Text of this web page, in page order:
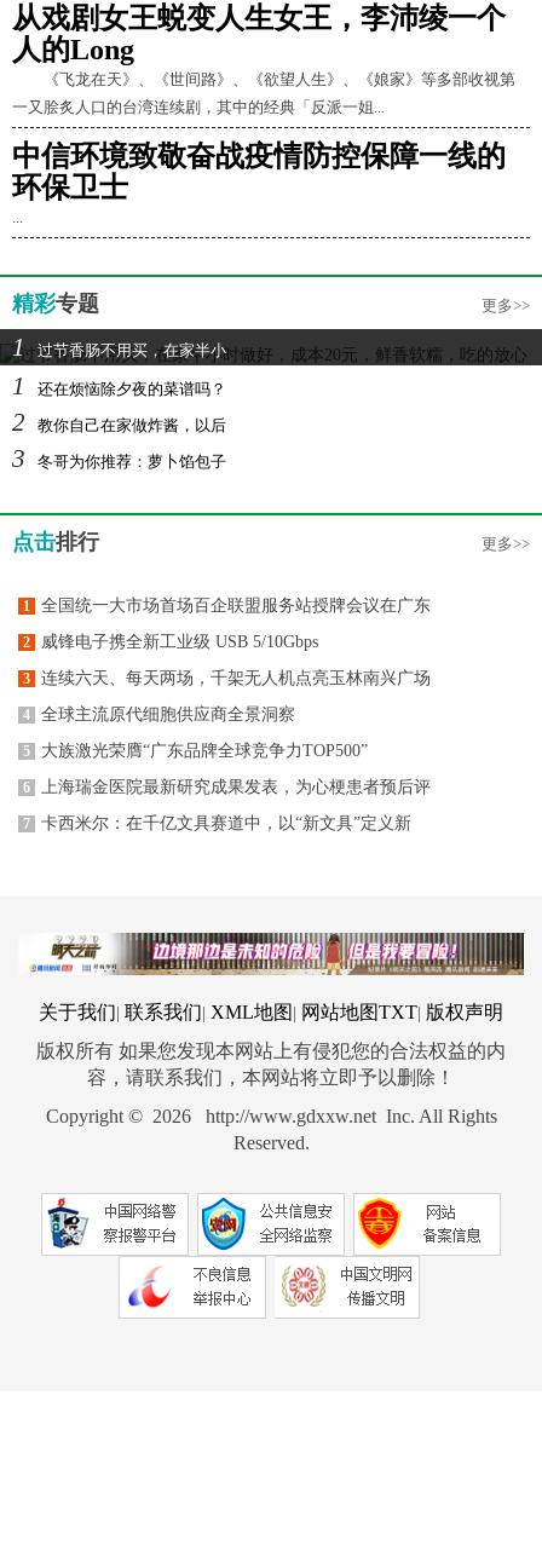
从戏剧女王蜕变人生女王，李沛绫一个
人的Long
《飞龙在天》、《世间路》、《欲望人生》、《娘家》等多部收视第
一又脍炙人口的台湾连续剧，其中的经典「反派一姐...
中信环境致敬奋战疫情防控保障一线的
环保卫士
精彩专题 更多>>
1 过节香肠不用买，在家半小
1 还在烦恼除夕夜的菜谱吗？
2 教你自己在家做炸酱，以后
3 冬哥为你推荐：萝卜馅包子
点击排行 更多>>
1 全国统一大市场首场百企联盟服务站授牌会议在广东
2 威锋电子携全新工业级 USB 5/10Gbps
3 连续六天、每天两场，千架无人机点亮玉林南兴广场
4 全球主流原代细胞供应商全景洞察
5 大族激光荣膺“广东品牌全球竞争力TOP500”
6 上海瑞金医院最新研究成果发表，为心梗患者预后评
7 卡西米尔：在千亿文具赛道中，以“新文具”定义新
关于我们| 联系我们| XML地图 | 网站地图TXT| 版权声明
版权所有 如果您发现本网站上有侵犯您的合法权益的内
容，请联系我们，本网站将立即予以删除！
Copyright © 2026 http://www.gdxxw.net Inc. All Rights
Reserved.